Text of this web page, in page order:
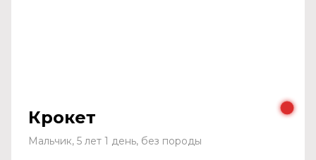
Крокет
Мальчик, 5 лет 1 день, без породы